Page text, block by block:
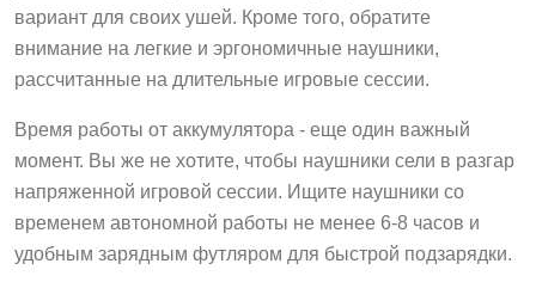
вариант для своих ушей. Кроме того, обратите
внимание на легкие и эргономичные наушники,
рассчитанные на длительные игровые сессии.
Время работы от аккумулятора - еще один важный
момент. Вы же не хотите, чтобы наушники сели в разгар
напряженной игровой сессии. Ищите наушники со
временем автономной работы не менее 6-8 часов и
удобным зарядным футляром для быстрой подзарядки.